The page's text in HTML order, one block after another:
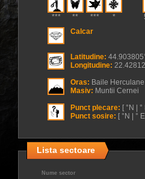
*** ** *** *
Calcar
Latitudine:
Longitudine:
Oras: Baile Herculane
Masiv: Muntii Cernei
Punct plecare: [ °N | °
Punct sosire: [ °N | °
Lista sectoare
Nume sector